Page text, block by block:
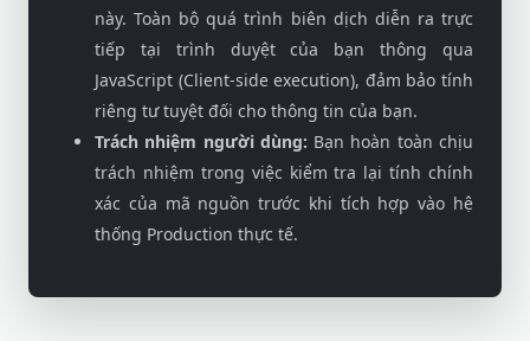
này. Toàn bộ quá trình biên dịch diễn ra trực
tiếp tại trình duyệt của bạn thông qua
JavaScript (Client-side execution), đảm bảo tính
riêng tư tuyệt đối cho thông tin của bạn.
Trách nhiệm người dùng: Bạn hoàn toàn chịu
trách nhiệm trong việc kiểm tra lại tính chính
xác của mã nguồn trước khi tích hợp vào hệ
thống Production thực tế.